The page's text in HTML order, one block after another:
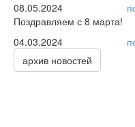
08.05.2024
Поздравляем с 8 марта!
04.03.2024
архив новостей